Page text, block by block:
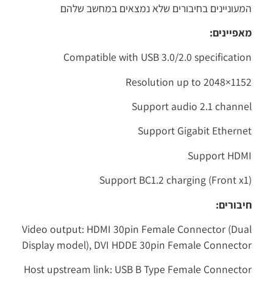
המעוניינים בחיבורים שלא נמצאים במחשב שלהם
מאפיינים:
Compatible with USB 3.0/2.0 specification
Resolution up to 2048×1152
Support audio 2.1 channel
Support Gigabit Ethernet
Support HDMI
Support BC1.2 charging (Front x1)
חיבורים:
Video output: HDMI 30pin Female Connector (Dual
Display model), DVI HDDE 30pin Female Connector
Host upstream link: USB B Type Female Connector